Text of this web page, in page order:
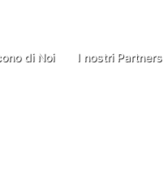
di Noi I nostri Partners